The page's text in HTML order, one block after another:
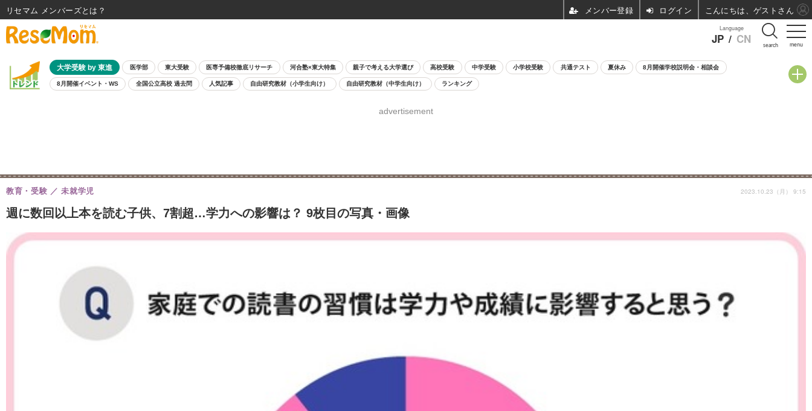
menu
Language
JP / CN search
大学受験 by 東進 医学部 東大受験 医専予備校徹底リサーチ 河合塾×東大特集 親子で考える大学選び 高校受験 中学受験 小学校受験 共通テスト 夏休み 8月開催学校説明会・相談会
8月開催イベント・WS 全国公立高校 過去問 人気記事 自由研究教材（小学生向け） 自由研究教材（中学生向け） ランキング
advertisement
週に数回以上本を読む子供、7割超…学力への影響は？ 9枚目の写真・画像
教育・受験 未就学児 2023.10.23（月） 9:15
リセマム メンバーズ ログイン こんにちは、ゲストさん